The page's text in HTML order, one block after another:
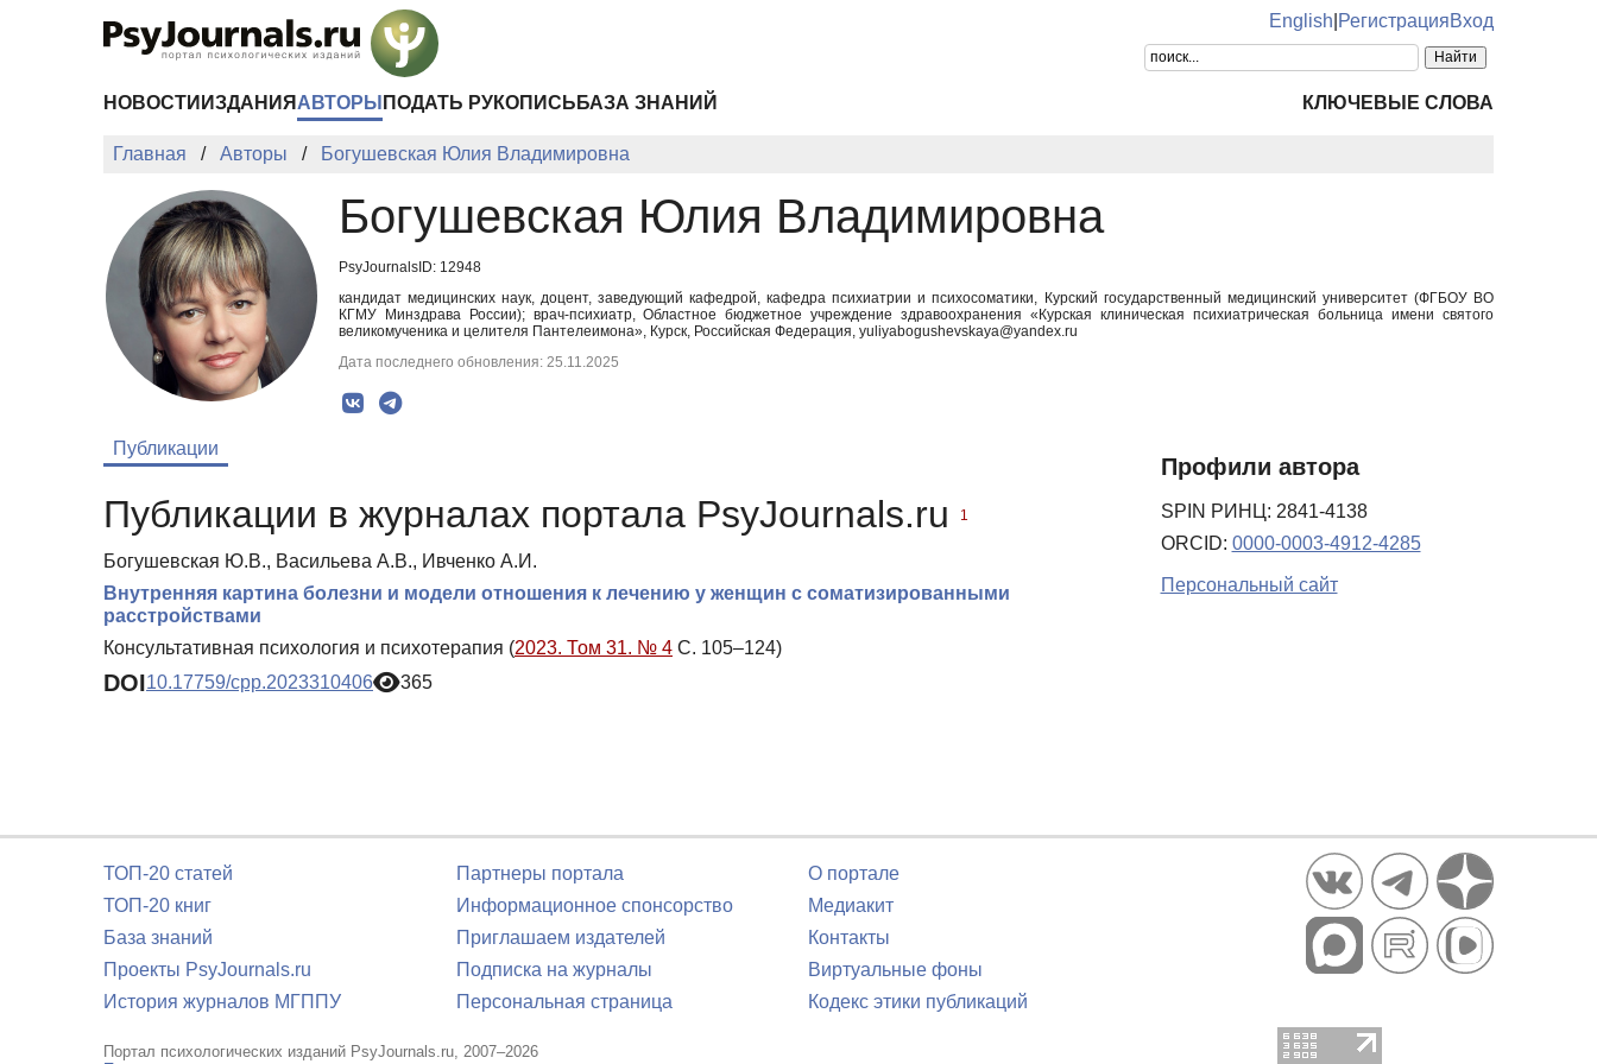
English РегистрацияВход
НОВОСТИ ИЗДАНИЯ АВТОРЫ ПОДАТЬ РУКОПИСЬ БАЗА ЗНАНИЙ КЛЮЧЕВЫЕ СЛОВА
Главная Авторы Богушевская Юлия Владимировна
Богушевская Юлия Владимировна
PsyJournalsID: 12948
кандидат медицинских наук, доцент, заведующий кафедрой, кафедра психиатрии и психосоматики, Курский государственный медицинский университет (ФГБОУ ВО
КГМУ Минздрава России); врач-психиатр, Областное бюджетное учреждение здравоохранения «Курская клиническая психиатрическая больница имени святого
великомученика и целителя Пантелеимона», Курск, Российская Федерация, yuliyabogushevskaya@yandex.ru
Дата последнего обновления: 25.11.2025
Публикации
Публикации в журналах портала PsyJournals.ru 1
Богушевская Ю.В., Васильева А.В., Ивченко А.И.
Внутренняя картина болезни и модели отношения к лечению у женщин с соматизированными
расстройствами
Консультативная психология и психотерапия (2023. Том 31. № 4 С. 105–124)
DOI10.17759/cpp.2023310406 365
Профили автора
SPIN РИНЦ: 2841-4138
ORCID: 0000-0003-4912-4285
Персональный сайт
ТОП-20 статей
ТОП-20 книг
База знаний
Проекты PsyJournals.ru
История журналов МГППУ
Партнеры портала
Информационное спонсорство
Приглашаем издателей
Подписка на журналы
Персональная страница
О портале
Медиакит
Контакты
Виртуальные фоны
Кодекс этики публикаций
Портал психологических изданий PsyJournals.ru, 2007–2026